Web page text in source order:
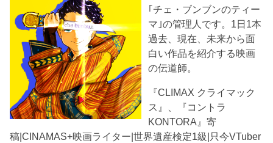
｢チェ・ブンブンのティー
マ｣の管理人です。1日1本
過去、現在、未来から面
白い作品を紹介する映画
の伝道師。
『CLIMAX クライマック
ス』、『コントラ
KONTORA』寄
稿|CINAMAS+映画ライター|世界遺産検定1級|只今VTuber